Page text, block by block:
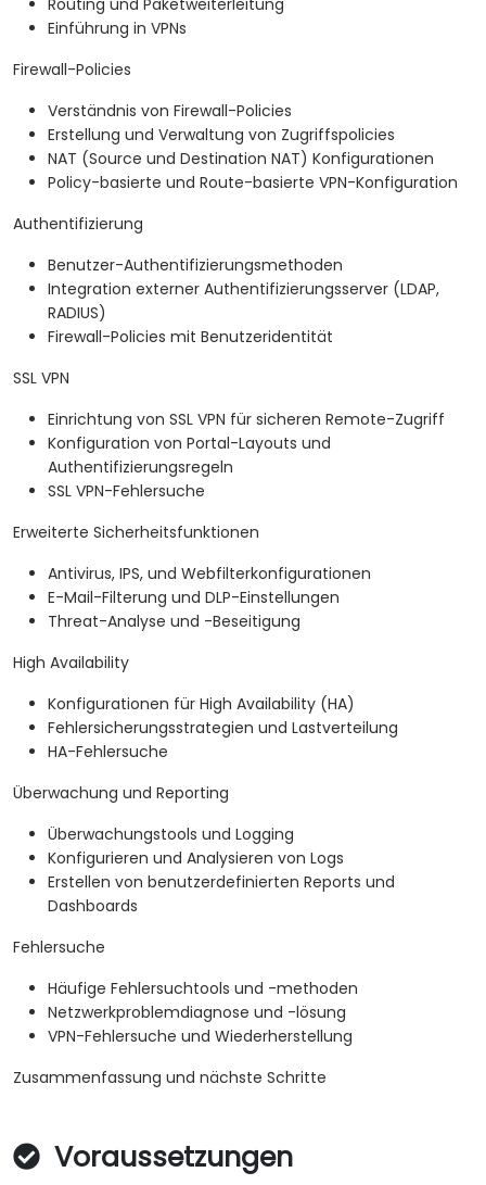
Routing und Paketweiterleitung
Einführung in VPNs
Firewall-Policies
Verständnis von Firewall-Policies
Erstellung und Verwaltung von Zugriffspolicies
NAT (Source und Destination NAT) Konfigurationen
Policy-basierte und Route-basierte VPN-Konfiguration
Authentifizierung
Benutzer-Authentifizierungsmethoden
Integration externer Authentifizierungsserver (LDAP,
RADIUS)
Firewall-Policies mit Benutzeridentität
SSL VPN
Einrichtung von SSL VPN für sicheren Remote-Zugriff
Konfiguration von Portal-Layouts und
Authentifizierungsregeln
SSL VPN-Fehlersuche
Erweiterte Sicherheitsfunktionen
Antivirus, IPS, und Webfilterkonfigurationen
E-Mail-Filterung und DLP-Einstellungen
Threat-Analyse und -Beseitigung
High Availability
Konfigurationen für High Availability (HA)
Fehlersicherungsstrategien und Lastverteilung
HA-Fehlersuche
Überwachung und Reporting
Überwachungstools und Logging
Konfigurieren und Analysieren von Logs
Erstellen von benutzerdefinierten Reports und
Dashboards
Fehlersuche
Häufige Fehlersuchtools und -methoden
Netzwerkproblemdiagnose und -lösung
VPN-Fehlersuche und Wiederherstellung
Zusammenfassung und nächste Schritte
Voraussetzungen